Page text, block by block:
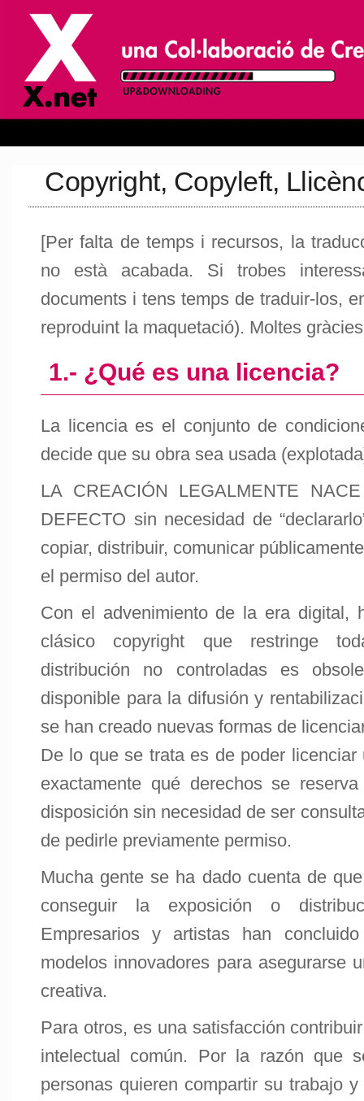
Copyright, Copyleft,
[Per falta de temps i recursos, la
no està acabada. Si trobes
documents i tens temps de traduir-los,
reproduint la maquetació). Moltes
1.- ¿Qué es una licencia?
La licencia es el conjunto de
decide que su obra sea usada
LA CREACIÓN LEGALMENTE
DEFECTO sin necesidad de
copiar, distribuir, comunicar
el permiso del autor.
Con el advenimiento de la era digital,
clásico copyright que restringe
distribución no controladas es
disponible para la difusión y
se han creado nuevas formas de
De lo que se trata es de poder licenciar
exactamente qué derechos se
disposición sin necesidad de ser
de pedirle previamente permiso.
Mucha gente se ha dado cuenta de
conseguir la exposición o
Empresarios y artistas han
modelos innovadores para asegurarse
creativa.
Para otros, es una satisfacción
intelectual común. Por la razón que
personas quieren compartir su trabajo